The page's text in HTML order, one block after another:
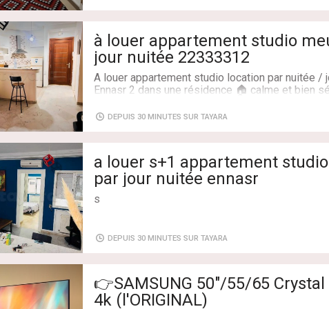
Chambres: 1
à louer appartement studio
jour nuitée 22333312
A louer appartement studio location par nuitée /
Ennasr 2 dans une résidence 🏠 calme et bien
Vous pouvez louer du temps pour une
s1 s2 s3
Superficie: 111 m²
DEPUIS 30 MINUTES SUR TAYARA
a louer s+1 appartement
par jour nuitée ennasr
s
Superficie: 111 m²
DEPUIS 30 MINUTES SUR TAYARA
👉SAMSUNG 50"/55/65
4k (l'ORIGINAL)